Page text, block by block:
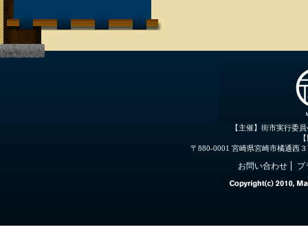
【主催】街市実行委
〒880-0001 宮崎県宮崎市橘通西
お問い合わせ プ